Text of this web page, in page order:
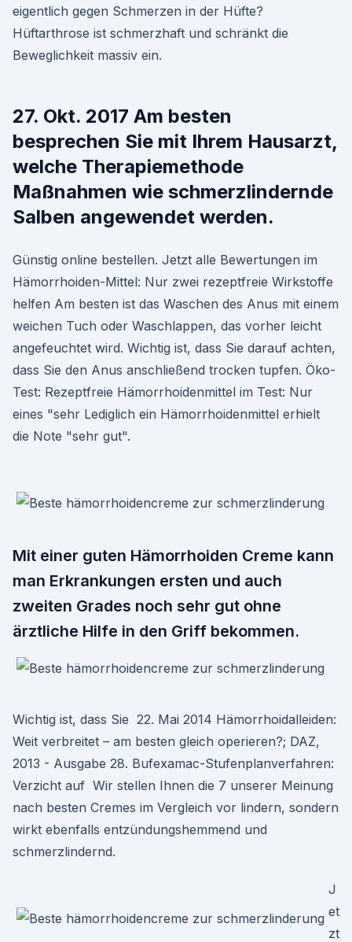
eigentlich gegen Schmerzen in der Hüfte?
Hüftarthrose ist schmerzhaft und schränkt die
Beweglichkeit massiv ein.
27. Okt. 2017 Am besten
besprechen Sie mit Ihrem Hausarzt,
welche Therapiemethode
Maßnahmen wie schmerzlindernde
Salben angewendet werden.
Günstig online bestellen. Jetzt alle Bewertungen im
Hämorrhoiden-Mittel: Nur zwei rezeptfreie Wirkstoffe
helfen Am besten ist das Waschen des Anus mit einem
weichen Tuch oder Waschlappen, das vorher leicht
angefeuchtet wird. Wichtig ist, dass Sie darauf achten,
dass Sie den Anus anschließend trocken tupfen. Öko-
Test: Rezeptfreie Hämorrhoidenmittel im Test: Nur
eines "sehr Lediglich ein Hämorrhoidenmittel erhielt
die Note "sehr gut".
Mit einer guten Hämorrhoiden Creme kann
man Erkrankungen ersten und auch
zweiten Grades noch sehr gut ohne
ärztliche Hilfe in den Griff bekommen.
Wichtig ist, dass Sie 22. Mai 2014 Hämorrhoidalleiden:
Weit verbreitet – am besten gleich operieren?; DAZ,
2013 - Ausgabe 28. Bufexamac-Stufenplanverfahren:
Verzicht auf Wir stellen Ihnen die 7 unserer Meinung
nach besten Cremes im Vergleich vor lindern, sondern
wirkt ebenfalls entzündungshemmend und
schmerzlindernd.
J
et
zt